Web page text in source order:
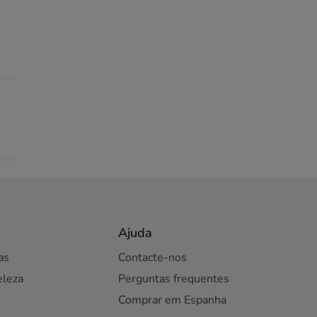
Ajuda
Contacte-nos
Perguntas frequentes
Comprar em Espanha